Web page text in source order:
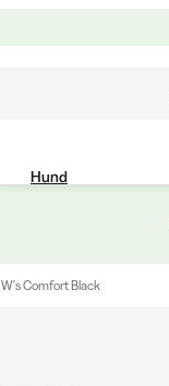
Hund
W's Comfort Black